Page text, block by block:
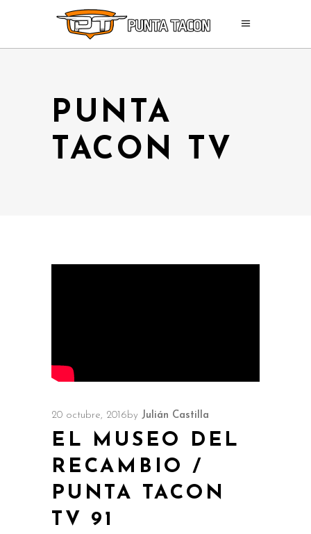
PUNTA
TACON TV
20 octubre, 2016 by Julián Castilla
EL MUSEO DEL
RECAMBIO /
PUNTA TACON
TV 91